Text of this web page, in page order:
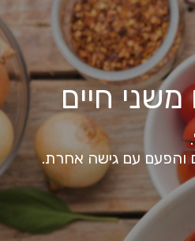
חיים
והפעם עם גישה אחרת.